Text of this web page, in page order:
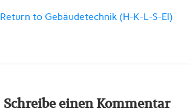
Return to Gebäudetechnik (H-K-L-S-El)
Schreibe einen Kommentar